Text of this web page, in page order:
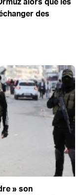
des
» son